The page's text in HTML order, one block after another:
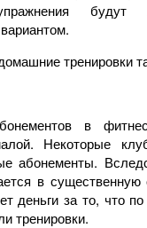
будут
тренировки
в
Некоторые
абонементы.
в
деньги за то, что
тренировки.